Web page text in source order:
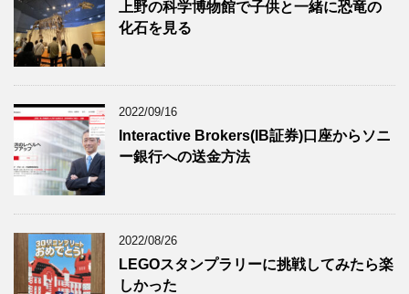
上野の科学博物館で子供と一緒に恐竜の
化石を見る
2022/09/16
Interactive Brokers(IB証券)口座からソニ
ー銀行への送金方法
2022/08/26
LEGOスタンプラリーに挑戦してみたら楽
しかった